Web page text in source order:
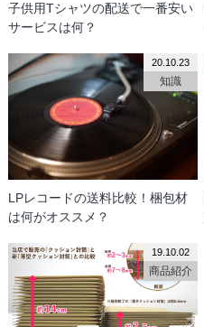
子供用Tシャツの配送で一番安い
サービスは何？
LPレコードの送料比較！梱包材
は何がオススメ？
知識
20.10.23
商品紹介
19.10.02